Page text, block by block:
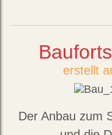
erstellt
Der Anbau zum